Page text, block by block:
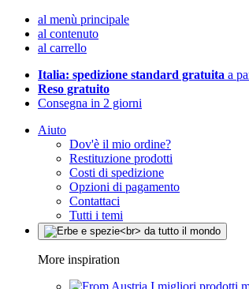
al menù principale
al contenuto
al carrello
Italia: spedizione standard gratuita a
Reso gratuito
Consegna in 2 giorni
Aiuto
Dov'è il mio ordine?
Restituzione prodotti
Costi di spedizione
Opzioni di pagamento
Contattaci
Tutti i temi
More inspiration
I migliori prodotti